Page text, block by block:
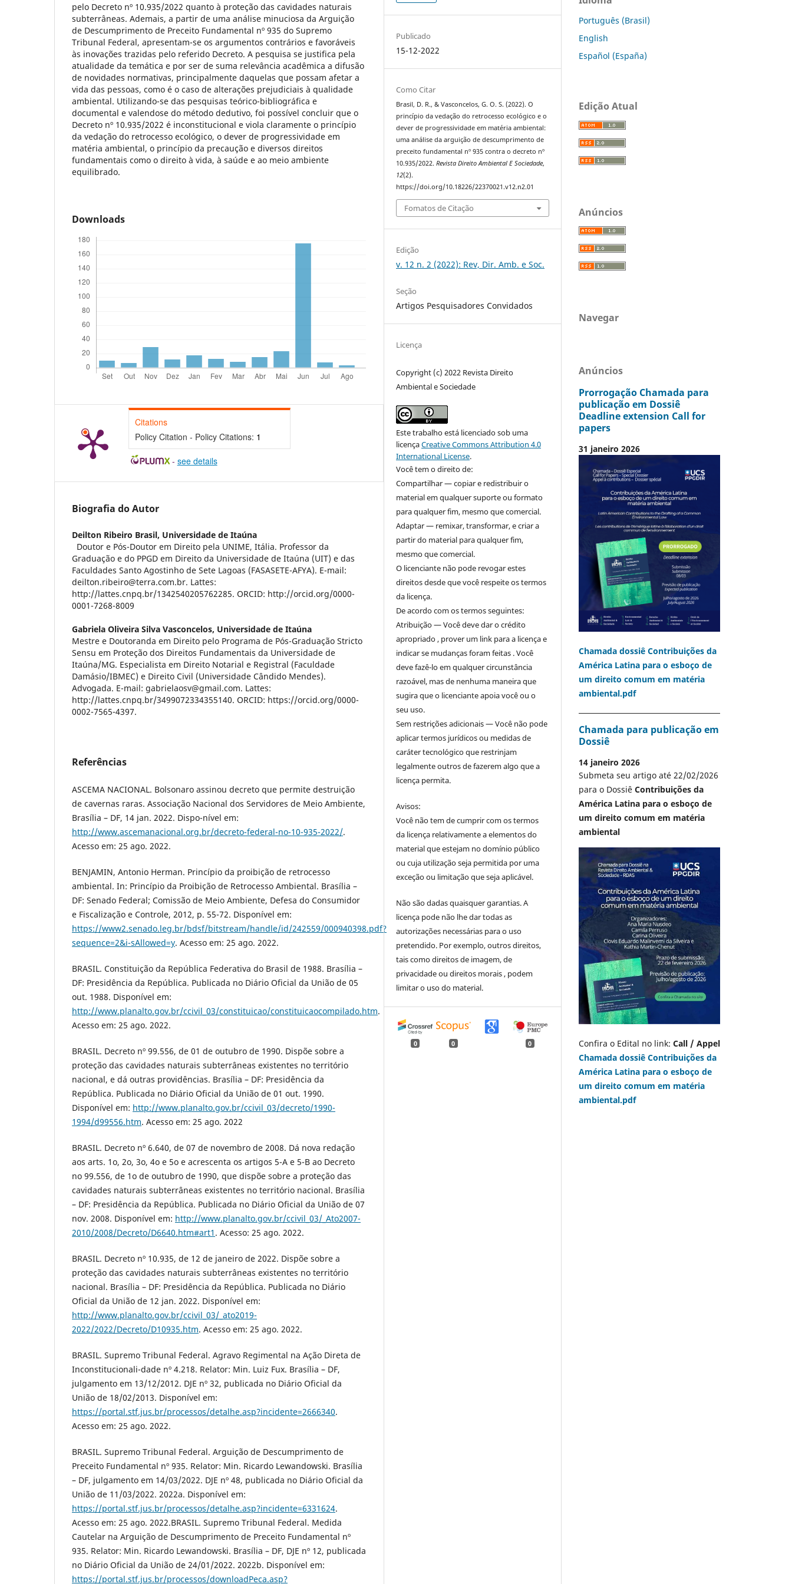
pelo Decreto nº 10.935/2022 quanto à proteção das cavidades naturais
subterrâneas. Ademais, a partir de uma análise minuciosa da Arguição
de Descumprimento de Preceito Fundamental nº 935 do Supremo
Tribunal Federal, apresentam-se os argumentos contrários e favoráveis
às inovações trazidas pelo referido Decreto. A pesquisa se justifica pela
atualidade da temática e por ser de suma relevância acadêmica a difusão
de novidades normativas, principalmente daquelas que possam afetar a
vida das pessoas, como é o caso de alterações prejudiciais à qualidade
ambiental. Utilizando-se das pesquisas teórico-bibliográfica e
documental e valendose do método dedutivo, foi possível concluir que o
Decreto nº 10.935/2022 é inconstitucional e viola claramente o princípio
da vedação do retrocesso ecológico, o dever de progressividade em
matéria ambiental, o princípio da precaução e diversos direitos
fundamentais como o direito à vida, à saúde e ao meio ambiente
equilibrado.
Downloads
Citations
Policy Citation - Policy Citations: 1
- see details
Biografia do Autor
Deilton Ribeiro Brasil, Universidade de Itaúna
Doutor e Pós-Doutor em Direito pela UNIME, Itália. Professor da
Graduação e do PPGD em Direito da Universidade de Itaúna (UIT) e das
Faculdades Santo Agostinho de Sete Lagoas (FASASETE-AFYA). E-mail:
deilton.ribeiro@terra.com.br. Lattes:
http://lattes.cnpq.br/1342540205762285. ORCID: http://orcid.org/0000-
0001-7268-8009
Gabriela Oliveira Silva Vasconcelos, Universidade de Itaúna
Mestre e Doutoranda em Direito pelo Programa de Pós-Graduação Stricto
Sensu em Proteção dos Direitos Fundamentais da Universidade de
Itaúna/MG. Especialista em Direito Notarial e Registral (Faculdade
Damásio/IBMEC) e Direito Civil (Universidade Cândido Mendes).
Advogada. E-mail: gabrielaosv@gmail.com. Lattes:
http://lattes.cnpq.br/3499072334355140. ORCID: https://orcid.org/0000-
0002-7565-4397.
Referências
ASCEMA NACIONAL. Bolsonaro assinou decreto que permite destruição
de cavernas raras. Associação Nacional dos Servidores de Meio Ambiente,
Brasília – DF, 14 jan. 2022. Dispo-nível em:
http://www.ascemanacional.org.br/decreto-federal-no-10-935-2022/.
Acesso em: 25 ago. 2022.
BENJAMIN, Antonio Herman. Princípio da proibição de retrocesso
ambiental. In: Princípio da Proibição de Retrocesso Ambiental. Brasília –
DF: Senado Federal; Comissão de Meio Ambiente, Defesa do Consumidor
e Fiscalização e Controle, 2012, p. 55-72. Disponível em:
https://www2.senado.leg.br/bdsf/bitstream/handle/id/242559/000940398.pdf?
sequence=2&i-sAllowed=y. Acesso em: 25 ago. 2022.
BRASIL. Constituição da República Federativa do Brasil de 1988. Brasília –
DF: Presidência da República. Publicada no Diário Oficial da União de 05
out. 1988. Disponível em:
http://www.planalto.gov.br/ccivil_03/constituicao/constituicaocompilado.htm.
Acesso em: 25 ago. 2022.
BRASIL. Decreto nº 99.556, de 01 de outubro de 1990. Dispõe sobre a
proteção das cavidades naturais subterrâneas existentes no território
nacional, e dá outras providências. Brasília – DF: Presidência da
República. Publicada no Diário Oficial da União de 01 out. 1990.
Disponível em: http://www.planalto.gov.br/ccivil_03/decreto/1990-
1994/d99556.htm. Acesso em: 25 ago. 2022
BRASIL. Decreto nº 6.640, de 07 de novembro de 2008. Dá nova redação
aos arts. 1o, 2o, 3o, 4o e 5o e acrescenta os artigos 5-A e 5-B ao Decreto
no 99.556, de 1o de outubro de 1990, que dispõe sobre a proteção das
cavidades naturais subterrâneas existentes no território nacional. Brasília
– DF: Presidência da República. Publicada no Diário Oficial da União de 07
nov. 2008. Disponível em: http://www.planalto.gov.br/ccivil_03/_Ato2007-
2010/2008/Decreto/D6640.htm#art1 . Acesso: 25 ago. 2022.
BRASIL. Decreto nº 10.935, de 12 de janeiro de 2022. Dispõe sobre a
proteção das cavidades naturais subterrâneas existentes no território
nacional. Brasília – DF: Presidência da República. Publicada no Diário
Oficial da União de 12 jan. 2022. Disponível em:
http://www.planalto.gov.br/ccivil_03/_ato2019-
2022/2022/Decreto/D10935.htm. Acesso em: 25 ago. 2022.
BRASIL. Supremo Tribunal Federal. Agravo Regimental na Ação Direta de
Inconstitucionali-dade nº 4.218. Relator: Min. Luiz Fux. Brasília – DF,
julgamento em 13/12/2012. DJE nº 32, publicada no Diário Oficial da
União de 18/02/2013. Disponível em:
https://portal.stf.jus.br/processos/detalhe.asp?incidente=2666340.
Acesso em: 25 ago. 2022.
BRASIL. Supremo Tribunal Federal. Arguição de Descumprimento de
Preceito Fundamental nº 935. Relator: Min. Ricardo Lewandowski. Brasília
– DF, julgamento em 14/03/2022. DJE nº 48, publicada no Diário Oficial da
União de 11/03/2022. 2022a. Disponível em:
https://portal.stf.jus.br/processos/detalhe.asp?incidente=6331624.
Acesso em: 25 ago. 2022.BRASIL. Supremo Tribunal Federal. Medida
Cautelar na Arguição de Descumprimento de Preceito Fundamental nº
935. Relator: Min. Ricardo Lewandowski. Brasília – DF, DJE nº 12, publicada
no Diário Oficial da União de 24/01/2022. 2022b. Disponível em:
https://portal.stf.jus.br/processos/downloadPeca.asp?
Publicado
15-12-2022
Como Citar
Brasil, D. R., & Vasconcelos, G. O. S. (2022). O
princípio da vedação do retrocesso ecológico e o
dever de progressividade em matéria ambiental:
uma análise da arguição de descumprimento de
preceito fundamental nº 935 contra o decreto nº
10.935/2022.Revista Direito Ambiental E Sociedade,
12(2).
https://doi.org/10.18226/22370021.v12.n2.01
Fomatos de Citação
Edição
v. 12 n. 2 (2022): Rev, Dir. Amb. e Soc.
Seção
Artigos Pesquisadores Convidados
Licença
Copyright (c) 2022 Revista Direito
Ambiental e Sociedade
Este trabalho está licenciado sob uma
licençaCreative Commons Attribution 4.0
International License.
Você tem o direito de:
Compartilhar — copiar e redistribuir o
material em qualquer suporte ou formato
para qualquer fim, mesmo que comercial.
Adaptar — remixar, transformar, e criar a
partir do material para qualquer fim,
mesmo que comercial.
O licenciante não pode revogar estes
direitos desde que você respeite os termos
da licença.
De acordo com os termos seguintes:
Atribuição — Você deve dar o crédito
apropriado , prover um link para a licença e
indicar se mudanças foram feitas . Você
deve fazê-lo em qualquer circunstância
razoável, mas de nenhuma maneira que
sugira que o licenciante apoia você ou o
seu uso.
Sem restrições adicionais — Você não pode
aplicar termos jurídicos ou medidas de
caráter tecnológico que restrinjam
legalmente outros de fazerem algo que a
licença permita.
Avisos:
Você não tem de cumprir com os termos
da licença relativamente a elementos do
material que estejam no domínio público
ou cuja utilização seja permitida por uma
exceção ou limitação que seja aplicável.
Não são dadas quaisquer garantias. A
licença pode não lhe dar todas as
autorizações necessárias para o uso
pretendido. Por exemplo, outros direitos,
tais como direitos de imagem, de
privacidade ou direitos morais , podem
limitar o uso do material.
0 0 0
Português (Brasil)
English
Español (España)
Edição Atual
Anúncios
Navegar
Anúncios
Prorrogação Chamada para
publicação em Dossiê
Deadline extension Call for
papers
31 janeiro 2026
Chamada dossiê Contribuições da
América Latina para o esboço de
um direito comum em matéria
ambiental.pdf
Chamada para publicação em
Dossiê
14 janeiro 2026
Submeta seu artigo até 22/02/2026
para o Dossiê Contribuições da
América Latina para o esboço de
um direito comum em matéria
ambiental
Confira o Edital no link: Call / Appel
Chamada dossiê Contribuições da
América Latina para o esboço de
um direito comum em matéria
ambiental.pdf